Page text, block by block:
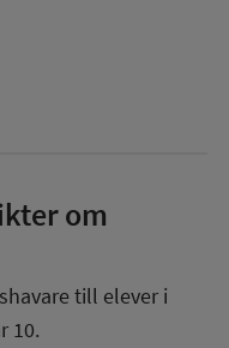
om
till elever i
10.